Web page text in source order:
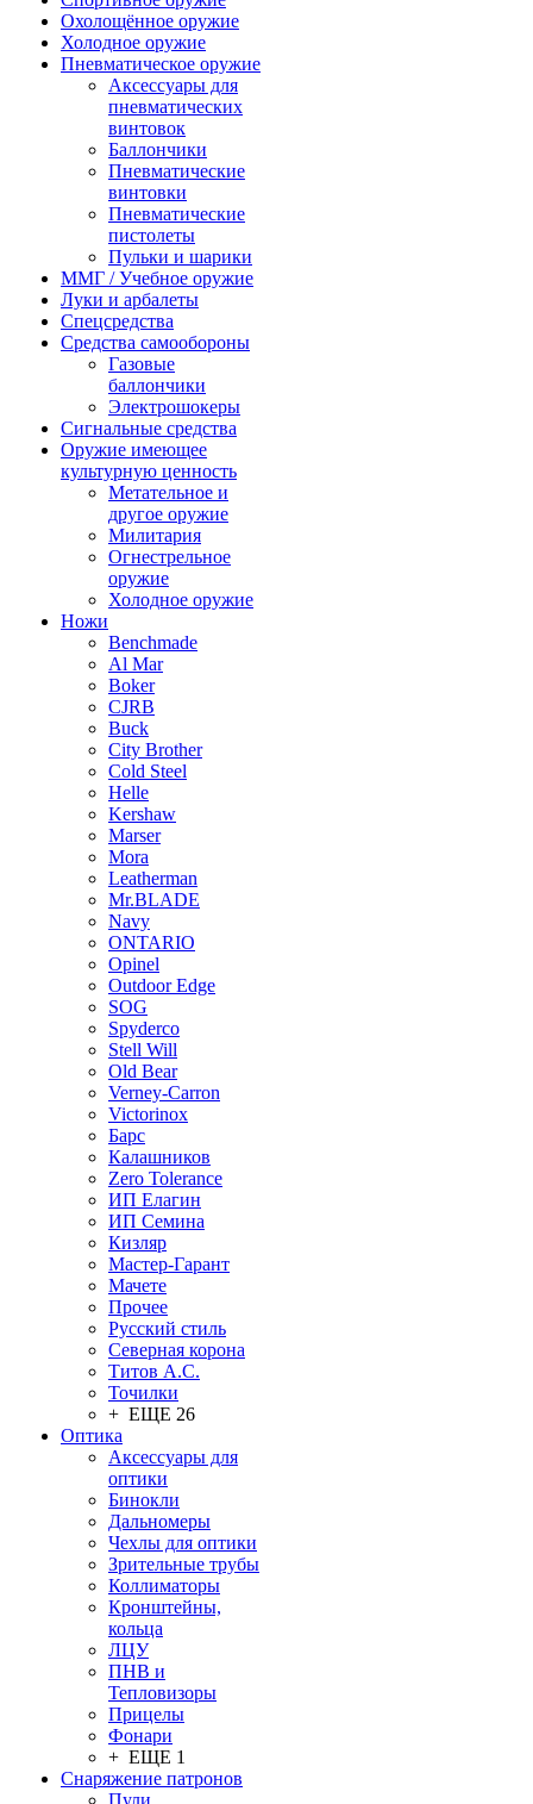
Охолощённое оружие
Холодное оружие
Пневматическое оружие
Аксессуары для
пневматических
винтовок
Баллончики
Пневматические
винтовки
Пневматические
пистолеты
Пульки и шарики
ММГ / Учебное оружие
Луки и арбалеты
Спецсредства
Средства самообороны
Газовые
баллончики
Электрошокеры
Сигнальные средства
Оружие имеющее
культурную ценность
Метательное и
другое оружие
Милитария
Огнестрельное
оружие
Холодное оружие
Ножи
Benchmade
Al Mar
Boker
CJRB
Buck
City Brother
Cold Steel
Helle
Kershaw
Marser
Mora
Leatherman
Mr.BLADE
Navy
ONTARIO
Opinel
Outdoor Edge
SOG
Spyderco
Stell Will
Old Bear
Verney-Carron
Victorinox
Барс
Калашников
Zero Tolerance
ИП Елагин
ИП Семина
Кизляр
Мастер-Гарант
Мачете
Прочее
Русский стиль
Северная корона
Титов А.С.
Точилки
+ ЕЩЕ 26
Оптика
Аксессуары для
оптики
Бинокли
Дальномеры
Чехлы для оптики
Зрительные трубы
Коллиматоры
Кронштейны,
кольца
ЛЦУ
ПНВ и
Тепловизоры
Прицелы
Фонари
+ ЕЩЕ 1
Снаряжение патронов
Пули